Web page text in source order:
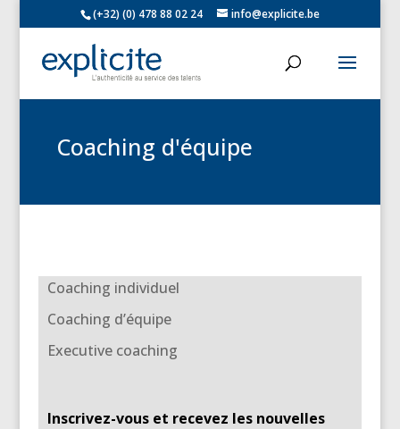
(+32) (0) 478 88 02 24 info@explicite.be
Coaching d'équipe
Coaching individuel
Coaching d’équipe
Executive coaching
Inscrivez-vous et recevez les nouvelles